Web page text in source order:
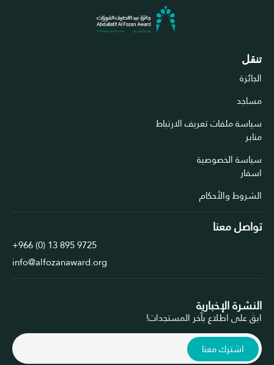
ملفات تعريف الارتباط
الخصوصية
والأحكام
معنا
+966 (0) 13 895 9725
info@alfozanaward.org
الإخبارية
اطلاع بآخر المستجدات!
معنا